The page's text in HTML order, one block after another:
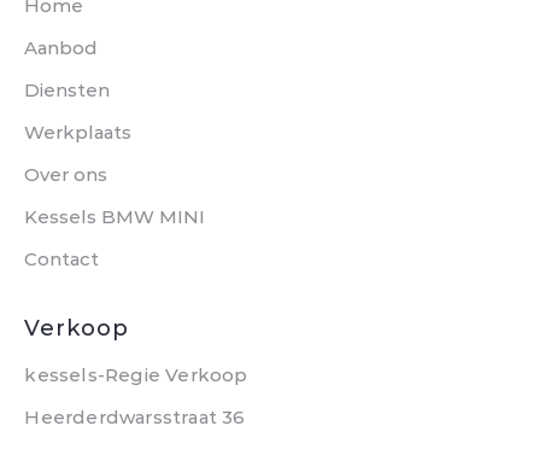
Home
Aanbod
Diensten
Werkplaats
Over ons
Kessels BMW MINI
Contact
Verkoop
kessels-Regie Verkoop
Heerderdwarsstraat 36